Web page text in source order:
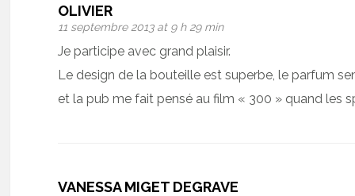
OLIVIER
11 septembre 2013 at 9 h 29 min
Je participe avec grand plaisir.
Le design de la bouteille est superbe, le parfum
et la pub me fait pensé au film « 300 » quand les
VANESSA MIGET DEGRAVE